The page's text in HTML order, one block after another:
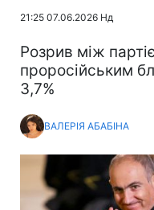
21:25 07.06.2026 Нд
Розрив між
проросійським
3,7%
ВАЛЕРІЯ АБАБІНА